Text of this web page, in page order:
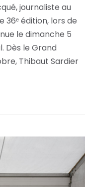
journaliste au
édition, lors de
le dimanche 5
Dès le Grand
Thibaut Sardier